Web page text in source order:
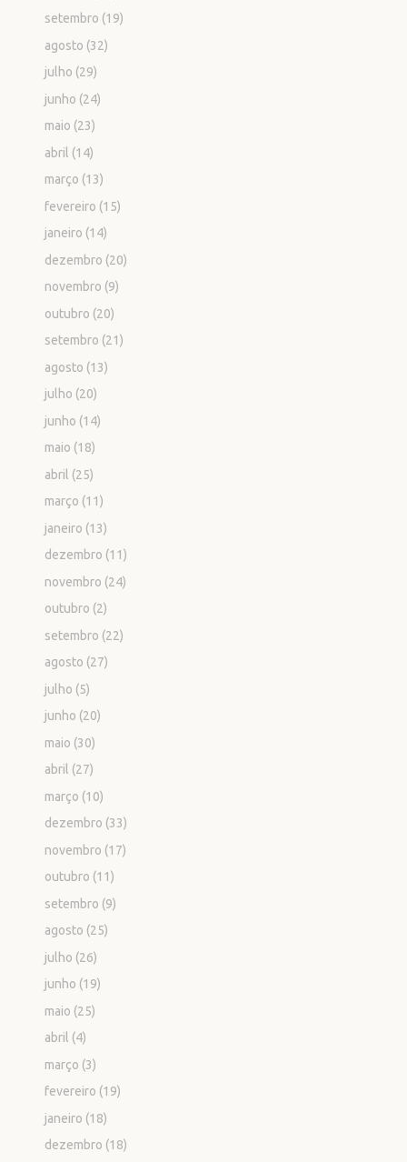
setembro (19)
agosto (32)
julho (29)
junho (24)
maio (23)
abril (14)
março (13)
fevereiro (15)
janeiro (14)
dezembro (20)
novembro (9)
outubro (20)
setembro (21)
agosto (13)
julho (20)
junho (14)
maio (18)
abril (25)
março (11)
janeiro (13)
dezembro (11)
novembro (24)
outubro (2)
setembro (22)
agosto (27)
julho (5)
junho (20)
maio (30)
abril (27)
março (10)
dezembro (33)
novembro (17)
outubro (11)
setembro (9)
agosto (25)
julho (26)
junho (19)
maio (25)
abril (4)
março (3)
fevereiro (19)
janeiro (18)
dezembro (18)